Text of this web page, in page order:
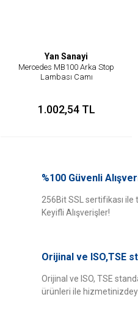
Yan Sanayi
Mercedes MB100 Arka Stop
Lambası Camı
1.002,54 TL
%100 Güvenli
256Bit SSL sertifikası
Keyifli Alışverişler!
Orijinal ve ISO,TSE
Orijinal ve ISO, TSE
ürünleri ile